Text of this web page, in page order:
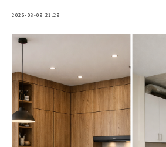
2026-03-09 21:29